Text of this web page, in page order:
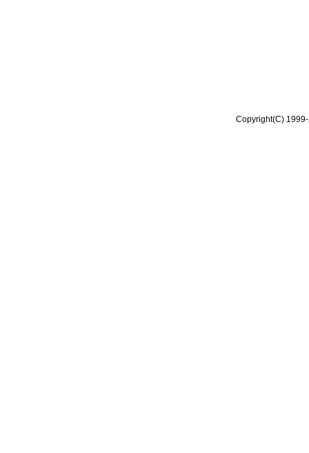
Copyright(C)